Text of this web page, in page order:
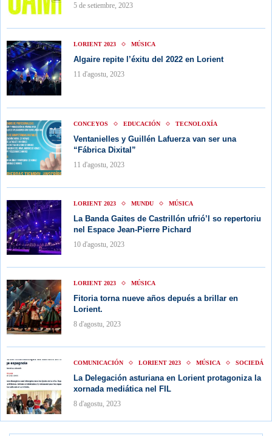
5 de setiembre, 2023
LORIENT 2023 MÚSICA
Algaire repite l’éxitu del 2022 en Lorient
11 d'agostu, 2023
CONCEYOS EDUCACIÓN TECNOLOXÍA
Ventanielles y Guillén Lafuerza van ser una
“Fábrica Dixital”
11 d'agostu, 2023
LORIENT 2023 MUNDU MÚSICA
La Banda Gaites de Castrillón ufrió’l so repertoriu
nel Espace Jean-Pierre Pichard
10 d'agostu, 2023
LORIENT 2023 MÚSICA
Fitoria torna nueve años depués a brillar en
Lorient.
8 d'agostu, 2023
COMUNICACIÓN LORIENT 2023 MÚSICA SOCIEDÁ
La Delegación asturiana en Lorient protagoniza la
xornada mediática nel FIL
8 d'agostu, 2023